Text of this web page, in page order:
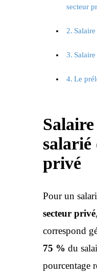
secteur
Le
salarié
privé
Pour un
secteur privé
correspond
75 % du
pourcentage